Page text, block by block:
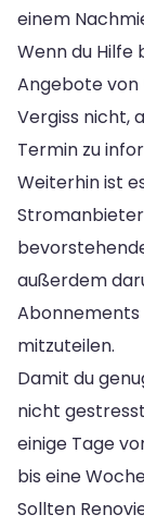
einem
Wenn du Hilfe
Angebote von
Vergiss nicht,
Termin zu
Weiterhin ist
außerdem
Abonnements
mitzuteilen.
Damit du
nicht
einige Tage
bis eine
Sollten